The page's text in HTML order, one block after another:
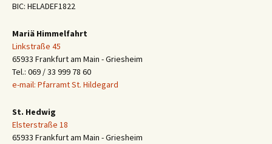
BIC: HELADEF1822
Mariä Himmelfahrt
Linkstraße 45
65933 Frankfurt am Main - Griesheim
Tel.: 069 / 33 999 78 60
e-mail: Pfarramt St. Hildegard
St. Hedwig
Elsterstraße 18
65933 Frankfurt am Main - Griesheim